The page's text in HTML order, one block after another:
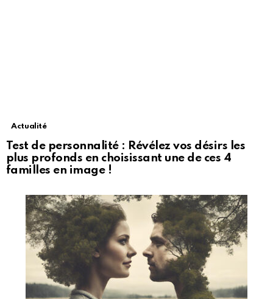
Actualité
Test de personnalité : Révélez vos désirs les
plus profonds en choisissant une de ces 4
familles en image !